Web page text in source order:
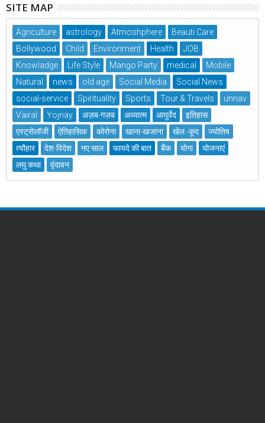
SITE MAP
Agriculture astrology Atmoshphere
Beauti Care
Bollywood
Child Environment Health
JOB
Knowladge
Life Style Mango Party medical
Mobile
Natural
news old age Social Media
Social News
social-service
Spirituality Sports Tour & Travels
unnav
Vairal
Yojnay अज़ब-गज़ब अध्यात्म आयुर्वेद
इतिहास
एस्ट्रोलॉजी
ऐतिहासिक कोरोना खाना-खजाना खेल -कूद
ज्योतिष
त्यौहार
देश-विदेश नए साल फायदे की बात बैंक योगा
योजनाएं
लघु कथा
वृंदावन